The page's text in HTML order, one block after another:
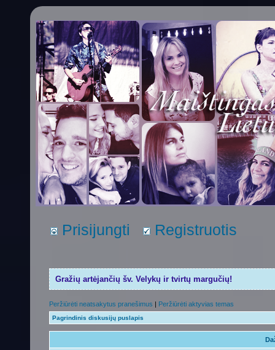
Prisijungti Registruotis
Gražių artėjančių šv. Velykų ir tvirtų margučių!
Peržiūrėti neatsakytus pranešimus | Peržiūrėti aktyvias temas
Pagrindinis diskusijų puslapis